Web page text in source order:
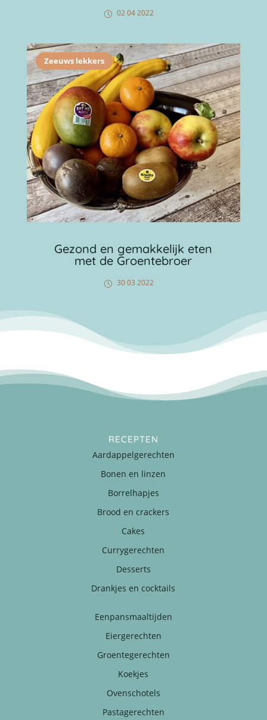
02 04 2022
Zeeuws lekkers
Gezond en gemakkelijk eten
met de Groentebroer
30 03 2022
RECEPTEN
Aardappelgerechten
Bonen en linzen
Borrelhapjes
Brood en crackers
Cakes
Currygerechten
Desserts
Drankjes en cocktails
Eenpansmaaltijden
Eiergerechten
Groentegerechten
Koekjes
Ovenschotels
Pastagerechten